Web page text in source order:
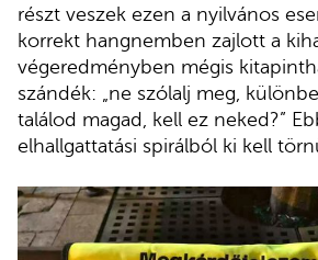
részt veszek ezen a nyilvános
korrekt hangnemben zajlott a
végeredményben mégis
szándék: „ne szólalj meg,
találod magad, kell ez neked?”
elhallgattatási spirálból ki kell